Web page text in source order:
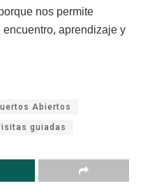
nos permite
aprendizaje y
Abiertos
guiadas